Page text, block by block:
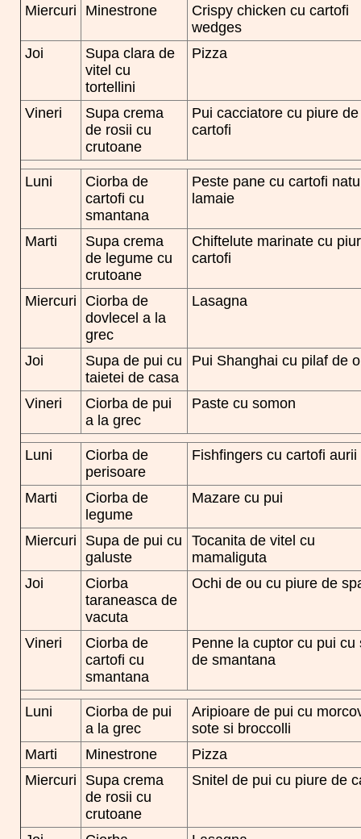
Miercuri Minestrone
Crispy chicken cu cartofi
wedges
Joi
Supa clara de
vitel cu
tortellini
Pizza
Vineri
Supa crema
de rosii cu
crutoane
Pui cacciatore cu piure de
cartofi
Luni
Ciorba de
cartofi cu
smantana
Peste pane cu cartofi
lamaie
Marti
Supa crema
de legume cu
crutoane
Chiftelute marinate cu
cartofi
Miercuri
Ciorba de
dovlecel a la
grec
Lasagna
Joi
Supa de pui cu
taietei de casa
Pui Shanghai cu pilaf de
Vineri
Ciorba de pui
a la grec
Paste cu somon
Luni
Ciorba de
perisoare
Fishfingers cu cartofi aurii
Marti
Ciorba de
legume
Mazare cu pui
Miercuri
Supa de pui cu
galuste
Tocanita de vitel cu
mamaliguta
Joi
Ciorba
taraneasca de
vacuta
Ochi de ou cu piure de
Vineri
Ciorba de
cartofi cu
smantana
Penne la cuptor cu pui cu
de smantana
Luni
Ciorba de pui
a la grec
Aripioare de pui cu
sote si broccolli
Marti
Minestrone
Pizza
Miercuri
Supa crema
de rosii cu
crutoane
Snitel de pui cu piure de